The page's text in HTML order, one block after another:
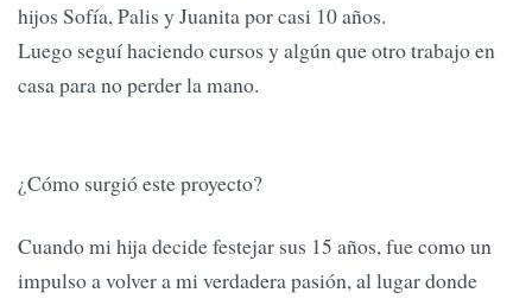
hijos Sofía, Palis y Juanita por casi 10 años.
Luego seguí haciendo cursos y algún que otro trabajo en
casa para no perder la mano.
¿Cómo surgió este proyecto?
Cuando mi hija decide festejar sus 15 años, fue como un
impulso a volver a mi verdadera pasión, al lugar donde